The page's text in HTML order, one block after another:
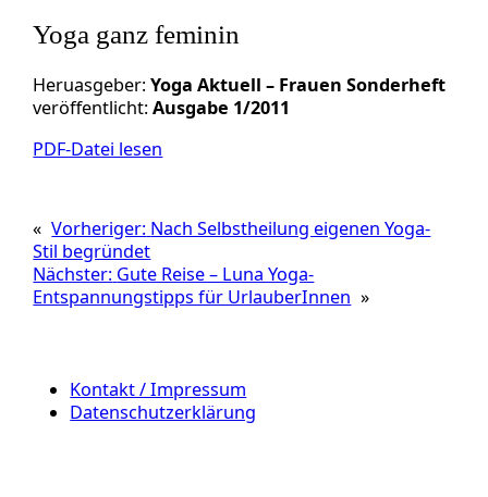
Yoga ganz feminin
Heruasgeber:Yoga Aktuell – Frauen Sonderheft
veröffentlicht:Ausgabe 1/2011
PDF-Datei lesen
« Vorheriger: Nach Selbstheilung eigenen Yoga-
Stil begründet
Nächster: Gute Reise – Luna Yoga-
Entspannungstipps für UrlauberInnen »
Kontakt / Impressum
Datenschutzerklärung